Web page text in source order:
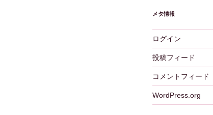
メタ情報
ログイン
投稿フィード
コメントフィード
WordPress.org